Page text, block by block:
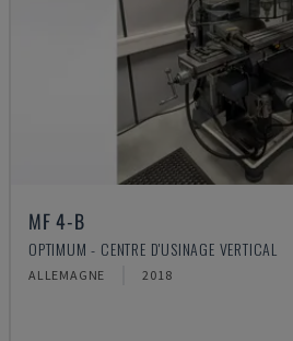
MF 4-B
OPTIMUM - CENTRE D'USINAGE VERTICAL
ALLEMAGNE 2018